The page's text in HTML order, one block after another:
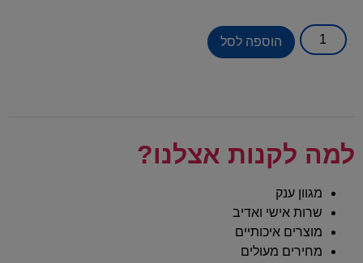
הוספה לסל
למה לקנות אצלנו?
מגוון ענק
שרות אישי ואדיב
מוצרים איכותיים
מחירים מעולים